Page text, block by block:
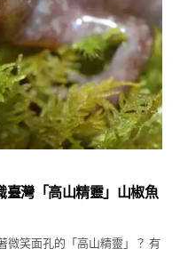
灣「高山精靈」山椒魚
微笑面孔的「高山精靈」？ 有